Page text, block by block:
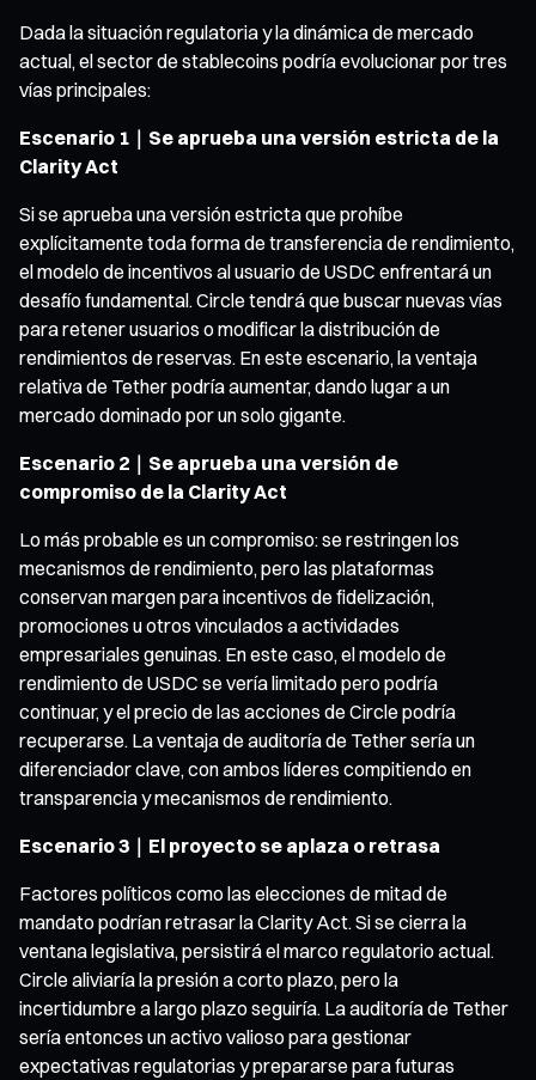
Dada la situación regulatoria y la dinámica de mercado
actual, el sector de stablecoins podría evolucionar por tres
vías principales:
Escenario 1｜Se aprueba una versión estricta de la
Clarity Act
Si se aprueba una versión estricta que prohíbe
explícitamente toda forma de transferencia de rendimiento,
el modelo de incentivos al usuario de USDC enfrentará un
desafío fundamental. Circle tendrá que buscar nuevas vías
para retener usuarios o modificar la distribución de
rendimientos de reservas. En este escenario, la ventaja
relativa de Tether podría aumentar, dando lugar a un
mercado dominado por un solo gigante.
Escenario 2｜Se aprueba una versión de
compromiso de la Clarity Act
Lo más probable es un compromiso: se restringen los
mecanismos de rendimiento, pero las plataformas
conservan margen para incentivos de fidelización,
promociones u otros vinculados a actividades
empresariales genuinas. En este caso, el modelo de
rendimiento de USDC se vería limitado pero podría
continuar, y el precio de las acciones de Circle podría
recuperarse. La ventaja de auditoría de Tether sería un
diferenciador clave, con ambos líderes compitiendo en
transparencia y mecanismos de rendimiento.
Escenario 3｜El proyecto se aplaza o retrasa
Factores políticos como las elecciones de mitad de
mandato podrían retrasar la Clarity Act. Si se cierra la
ventana legislativa, persistirá el marco regulatorio actual.
Circle aliviaría la presión a corto plazo, pero la
incertidumbre a largo plazo seguiría. La auditoría de Tether
sería entonces un activo valioso para gestionar
expectativas regulatorias y prepararse para futuras